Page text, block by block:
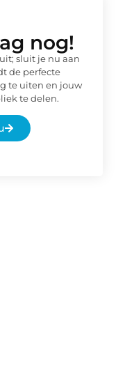
nog!
sluit je nu aan
de perfecte
te uiten en jouw
te delen.